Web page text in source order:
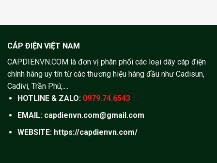
CÁP ĐIỆN VIỆT NAM
CAPDIENVN.COM là đơn vị phân phối các loại dây cáp điện
chính hãng uy tín từ các thương hiệu hàng đầu như Cadisun,
Cadivi, Trần Phú,....
HOTLINE & ZALO: 0979.74.6543
EMAIL: capdienvn.com@gmail.com
WEBSITE: https://capdienvn.com/